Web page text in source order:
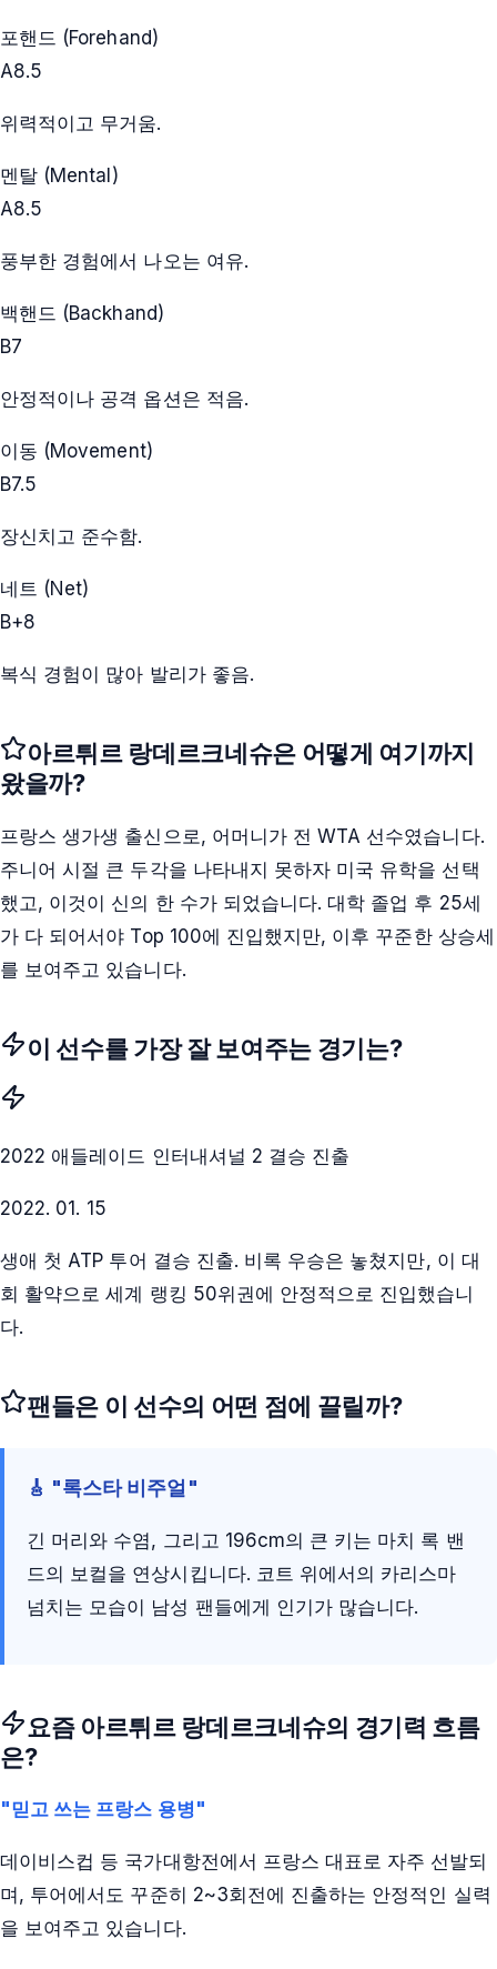
포핸드 (Forehand)
A8.5
위력적이고 무거움.
멘탈 (Mental)
A8.5
풍부한 경험에서 나오는 여유.
백핸드 (Backhand)
B7
안정적이나 공격 옵션은 적음.
이동 (Movement)
B7.5
장신치고 준수함.
네트 (Net)
B+8
복식 경험이 많아 발리가 좋음.
아르튀르 랑데르크네슈은 어떻게 여기까지
왔을까?
프랑스 생가생 출신으로, 어머니가 전 WTA 선수였습니다.
주니어 시절 큰 두각을 나타내지 못하자 미국 유학을 선택
했고, 이것이 신의 한 수가 되었습니다. 대학 졸업 후 25세
가 다 되어서야 Top 100에 진입했지만, 이후 꾸준한 상승세
를 보여주고 있습니다.
이 선수를 가장 잘 보여주는 경기는?
2022 애들레이드 인터내셔널 2 결승 진출
2022. 01. 15
생애 첫 ATP 투어 결승 진출. 비록 우승은 놓쳤지만, 이 대
회 활약으로 세계 랭킹 50위권에 안정적으로 진입했습니
다.
팬들은 이 선수의 어떤 점에 끌릴까?
🎸 "록스타 비주얼"
긴 머리와 수염, 그리고 196cm의 큰 키는 마치 록 밴
드의 보컬을 연상시킵니다. 코트 위에서의 카리스마
넘치는 모습이 남성 팬들에게 인기가 많습니다.
요즘 아르튀르 랑데르크네슈의 경기력 흐름
은?
"믿고 쓰는 프랑스 용병"
데이비스컵 등 국가대항전에서 프랑스 대표로 자주 선발되
며, 투어에서도 꾸준히 2~3회전에 진출하는 안정적인 실력
을 보여주고 있습니다.